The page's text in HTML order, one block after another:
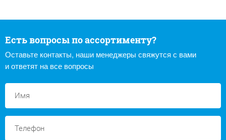
Есть вопросы по ассортименту?
Оставьте контакты, наши менеджеры свяжутся с вами
и ответят на все вопросы